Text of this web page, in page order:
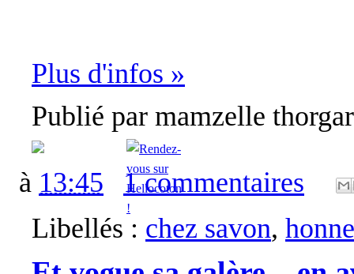
Plus d'infos »
Publié par mamzelle
à 13:45
1 commentaires
Libellés : chez savon,